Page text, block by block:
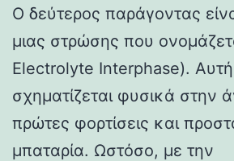
Ο δεύτερος παράγοντας
μιας στρώσης που
Electrolyte Interphase).
σχηματίζεται φυσικά στην
πρώτες φορτίσεις και
μπαταρία. Ωστόσο, με την